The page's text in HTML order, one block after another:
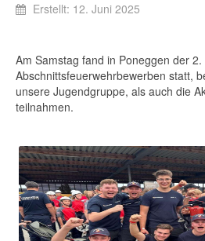
Erstellt: 12. Juni 2025
Am Samstag fand in Poneggen der 2.
Abschnittsfeuerwehrbewerben statt,
unsere Jugendgruppe, als auch die
teilnahmen.